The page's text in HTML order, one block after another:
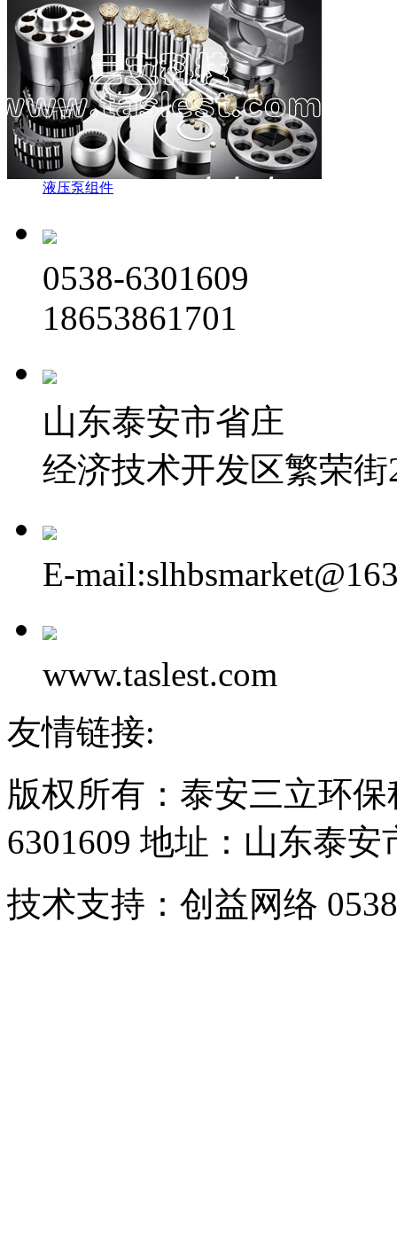
液压泵组件
0538-6301609
18653861701
山东泰安市省庄
经济技术开发区繁荣街
E-
www.taslest.com
友情链接:
版权所有：泰安三立环
6301609 地址：山东泰
技术支持：创益网络